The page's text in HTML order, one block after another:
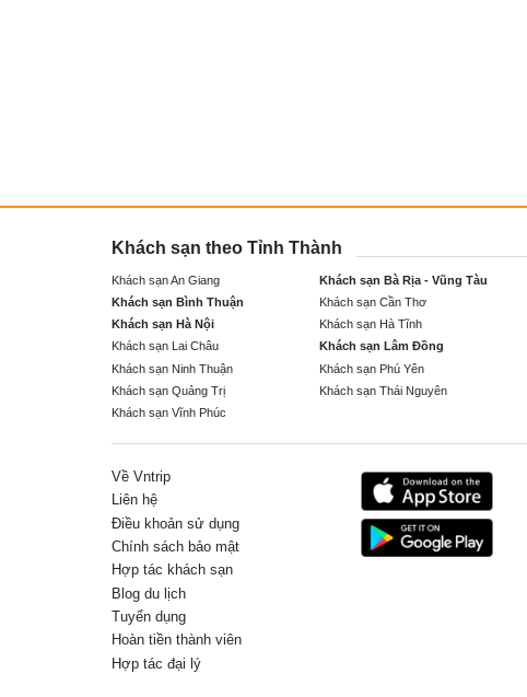
Khách sạn theo Tỉnh Thành
Khách sạn An Giang Khách sạn Bà Rịa - Vũng Tàu
Khách sạn Bình Thuận
Khách sạn Cần Thơ
Khách sạn Hà Nội
Khách sạn Hà Tĩnh
Khách sạn Lai Châu
Khách sạn Lâm Đồng
Khách sạn Ninh Thuận
Khách sạn Phú Yên
Khách sạn Quảng Trị
Khách sạn Thái Nguyên
Khách sạn Vĩnh Phúc
Về Vntrip
Liên hệ
Điều khoản sử dụng
Chính sách bảo mật
Hợp tác khách sạn
Blog du lịch
Tuyển dụng
Hoàn tiền thành viên
Hợp tác đại lý